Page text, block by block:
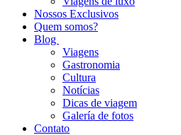
Nossos Exclusivos
Quem somos?
Blog
Viagens
Gastronomia
Cultura
Notícias
Dicas de viagem
Galería de fotos
Contato